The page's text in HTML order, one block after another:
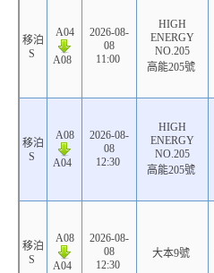
移泊
S
A04
A08
2026-08-
08
11:00
HIGH
ENERGY
NO.205
高能205號
移泊
S
A08
A04
2026-08-
08
12:30
HIGH
ENERGY
NO.205
高能205號
移泊
S
A08
A04
2026-08-
08
12:30
大本9號